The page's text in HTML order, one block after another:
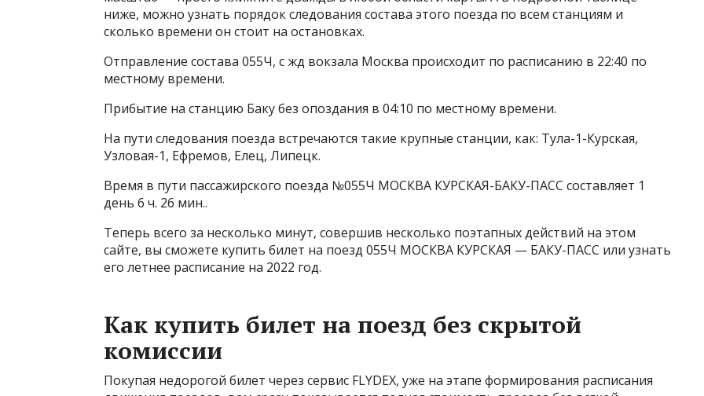
ниже, можно узнать порядок следования состава этого поезда по всем станциям и
сколько времени он стоит на остановках.
Отправление состава 055Ч, с жд вокзала Москва происходит по расписанию в 22:40 по
местному времени.
Прибытие на станцию Баку без опоздания в 04:10 по местному времени.
На пути следования поезда встречаются такие крупные станции, как: Тула-1-Курская,
Узловая-1, Ефремов, Елец, Липецк.
Время в пути пассажирского поезда №055Ч МОСКВА КУРСКАЯ-БАКУ-ПАСС составляет 1
день 6 ч. 26 мин..
Теперь всего за несколько минут, совершив несколько поэтапных действий на этом
сайте, вы сможете купить билет на поезд 055Ч МОСКВА КУРСКАЯ — БАКУ-ПАСС или узнать
его летнее расписание на 2022 год.
Как купить билет на поезд без скрытой
комиссии
Покупая недорогой билет через сервис FLYDEX, уже на этапе формирования расписания